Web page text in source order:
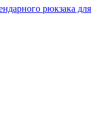
рюкзака для